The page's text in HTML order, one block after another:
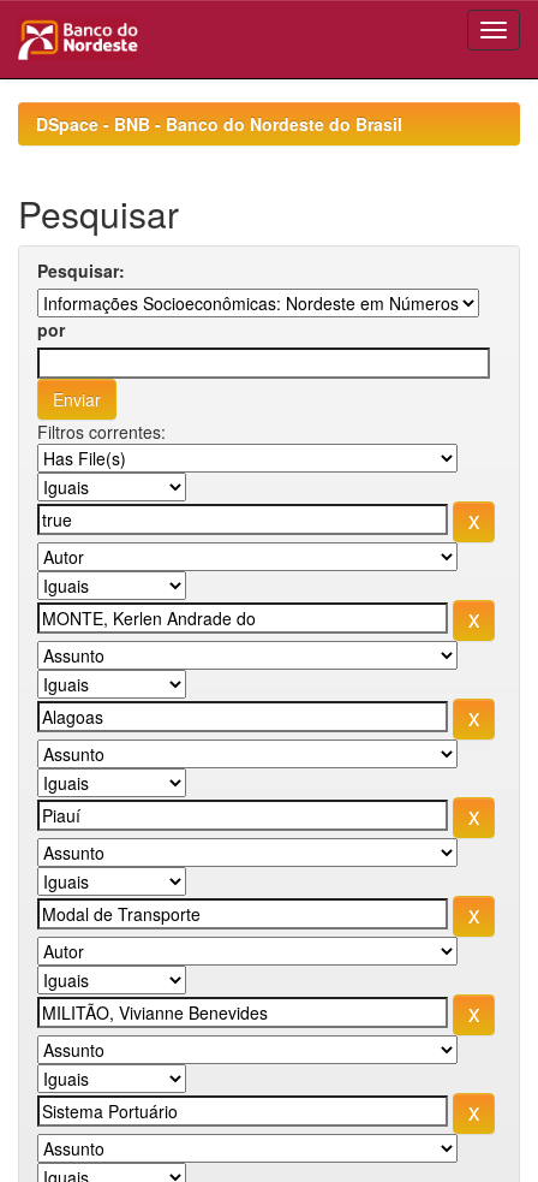
navigationDSpace - BNB - Banco do Nordeste do Brasil
Pesquisar
Pesquisar:
por
Filtros correntes: